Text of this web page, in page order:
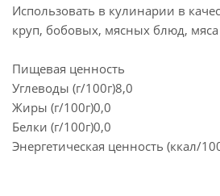
Использовать в кулинарии в
круп, бобовых, мясных блюд,
Пищевая ценность
Углеводы (г/100г)8,0
Жиры (г/100г)0,0
Белки (г/100г)0,0
Энергетическая ценность (ккал/